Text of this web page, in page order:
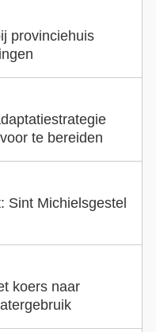
provinciehuis
te bereiden
Sint Michielsgestel
koers naar